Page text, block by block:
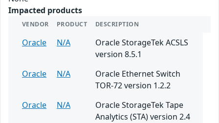
Impacted products
VENDOR PRODUCT DESCRIPTION
Oracle N/A
Oracle StorageTek ACSLS
version 8.5.1
Oracle
N/A
Oracle Ethernet Switch
TOR-72 version 1.2.2
Oracle
N/A
Oracle StorageTek Tape
Analytics (STA) version 2.4